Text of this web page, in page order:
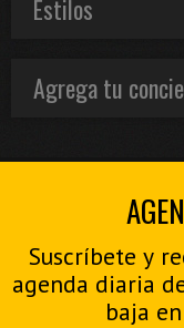
Estilos
Agrega tu
Suscríbete y
agenda diaria
baja